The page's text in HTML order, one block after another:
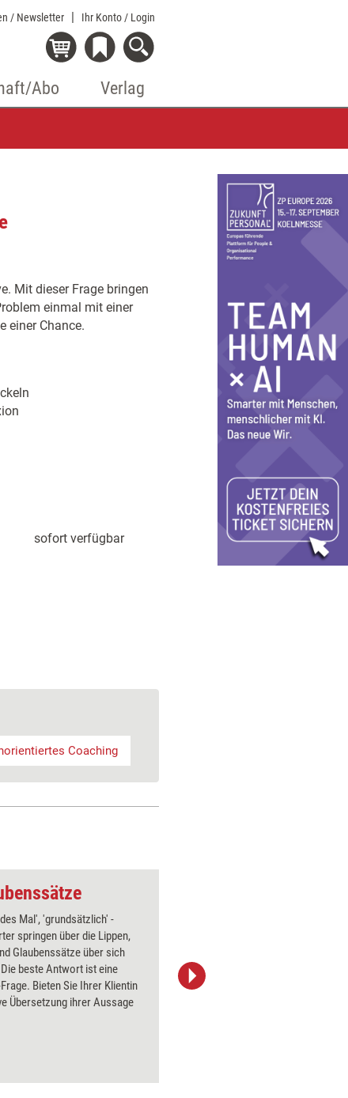
/ Newsletter Ihr Konto / Login
Abo Verlag
Mit dieser Frage bringen
einmal mit einer
einer Chance.
sofort verfügbar
Coaching
Mal', 'grundsätzlich' -
springen über die Lippen,
Glaubenssätze über sich
beste Antwort ist eine
Bieten Sie Ihrer Klientin
Übersetzung ihrer Aussage